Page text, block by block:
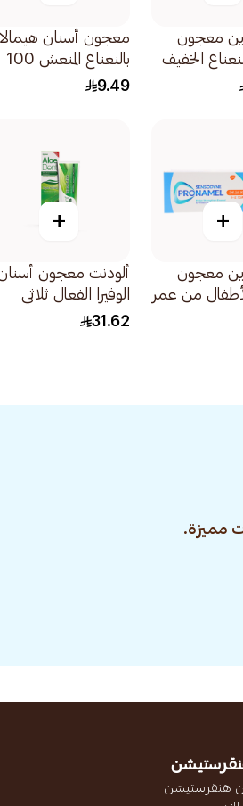
معجون
الخفيف
معجون أسنان
بالنعناع المنعش 100
مل
9.49
+
معجون
من عمر
بنكهة
+
ألودنت معجون
الوفيرا الفعال ثلاثي
التأثير لتنظيف وحماية
31.62
مميزة.
هنقرستيشن